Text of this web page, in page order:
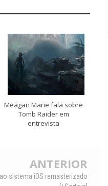
Meagan Marie fala sobre
Tomb Raider em
entrevista
ANTERIOR
sistema iOS remasterizado